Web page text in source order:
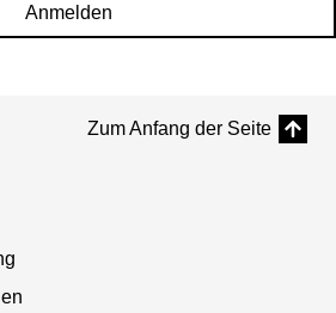
Anmelden
Zum Anfang der Seite